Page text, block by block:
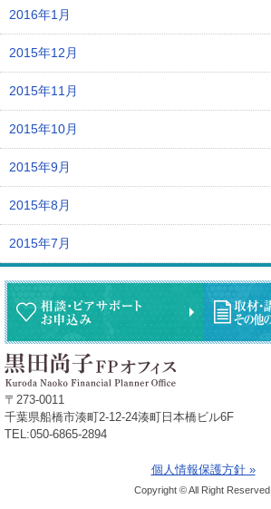
2016年1月
2015年12月
2015年11月
2015年10月
2015年9月
2015年8月
2015年7月
〒273-0011
千葉県船橋市湊町2-12-24湊町日本橋ビル6F
TEL:050-6865-2894
個人情報保護方針 »
Copyright © All Right Reserved.